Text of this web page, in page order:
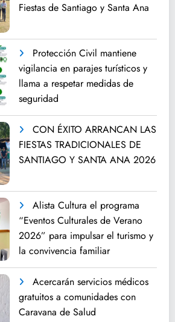
Fiestas de Santiago y Santa Ana
Protección Civil mantiene
vigilancia en parajes turísticos y
llama a respetar medidas de
seguridad
CON ÉXITO ARRANCAN LAS
FIESTAS TRADICIONALES DE
SANTIAGO Y SANTA ANA 2026
Alista Cultura el programa
“Eventos Culturales de Verano
2026” para impulsar el turismo y
la convivencia familiar
Acercarán servicios médicos
gratuitos a comunidades con
Caravana de Salud